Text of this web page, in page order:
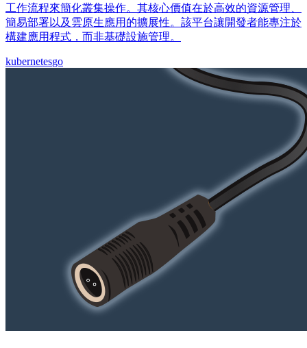
工作流程來簡化叢集操作。其核心價值在於高效的資源管理、
簡易部署以及雲原生應用的擴展性。該平台讓開發者能專注於
構建應用程式，而非基礎設施管理。
kubernetesgo